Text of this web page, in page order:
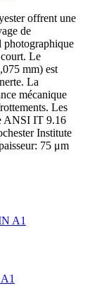
offrent une
de
photographique
Le
mm) est
La
mécanique
Les
ANSI IT 9.16
Institute
75 μm